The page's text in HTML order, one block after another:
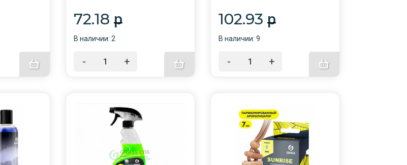
72.18 p
В наличии: 2
- +
102.93 p
В наличии: 9
- +